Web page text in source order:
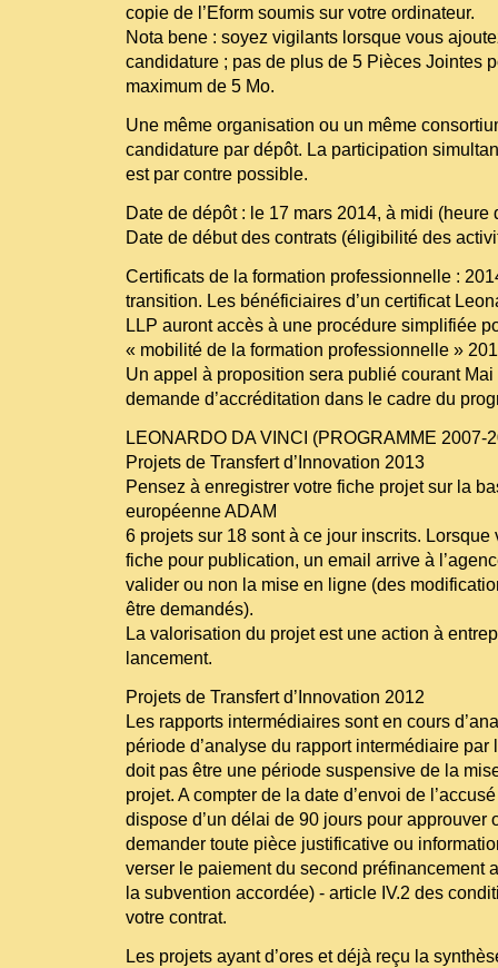
copie de l’Eform soumis sur votre ordinateur.
Nota bene : soyez vigilants lorsque vous
candidature ; pas de plus de 5 Pièces Jointes
maximum de 5 Mo.
Une même organisation ou un même
candidature par dépôt. La participation
est par contre possible.
Date de dépôt : le 17 mars 2014, à midi (heure
Date de début des contrats (éligibilité des
Certificats de la formation professionnelle :
transition. Les bénéficiaires d’un certificat
LLP auront accès à une procédure simplifiée
« mobilité de la formation professionnelle »
Un appel à proposition sera publié courant
demande d’accréditation dans le cadre du
LEONARDO DA VINCI (PROGRAMME 2007-
Projets de Transfert d’Innovation 2013
Pensez à enregistrer votre fiche projet sur la
européenne ADAM
6 projets sur 18 sont à ce jour inscrits. Lorsque
fiche pour publication, un email arrive à
valider ou non la mise en ligne (des
être demandés).
La valorisation du projet est une action à
lancement.
Projets de Transfert d’Innovation 2012
Les rapports intermédiaires sont en cours
période d’analyse du rapport intermédiaire par
doit pas être une période suspensive de la
projet. A compter de la date d’envoi de
dispose d’un délai de 90 jours pour approuver
demander toute pièce justificative ou
verser le paiement du second préfinancement
la subvention accordée) - article IV.2 des
votre contrat.
Les projets ayant d’ores et déjà reçu la